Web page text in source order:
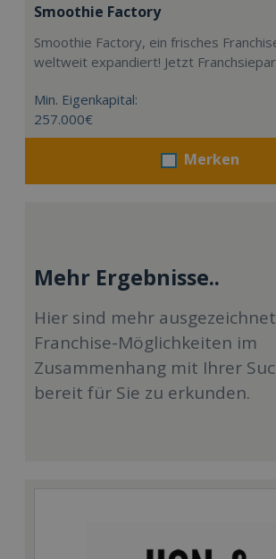
Smoothie Factory
Smoothie Factory, ein frisches
weltweit expandiert! Jetzt
Min. Eigenkapital:
257.000€
Merken
Mehr Ergebnisse..
Hier sind mehr
Franchise-Möglichkeiten im
Zusammenhang mit Ihrer
bereit für Sie zu erkunden.